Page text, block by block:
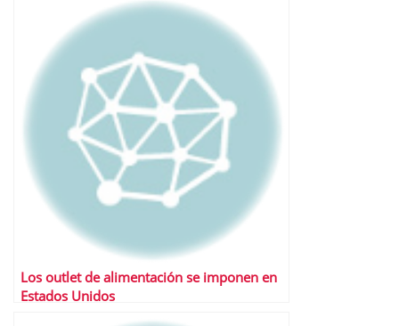
Los outlet de alimentación se imponen en
Estados Unidos